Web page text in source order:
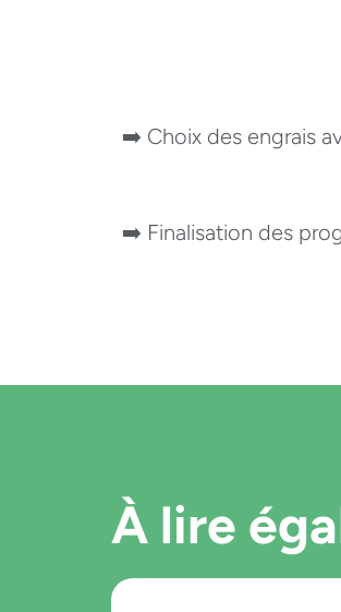
➡️ Choix des engrais
➡️ Finalisation des
À lire